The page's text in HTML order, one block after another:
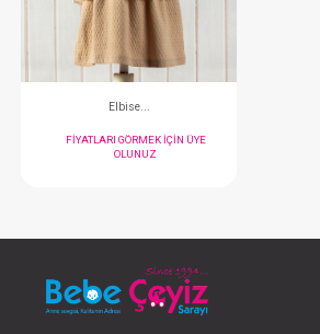
FIYATLARI GÖRMEK IÇIN ÜYE
OLUNUZ
#131.2716